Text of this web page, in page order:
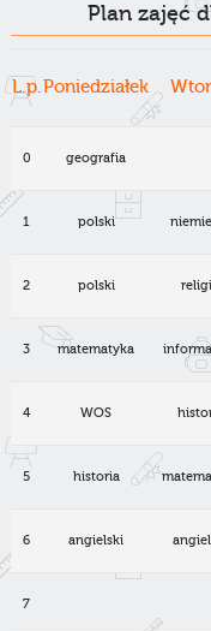
Plan zajęć
L.p.Poniedziałek
0 geografia
1 polski
2 polski
3 matematyka
4 WOS
5 historia
6 angielski
7